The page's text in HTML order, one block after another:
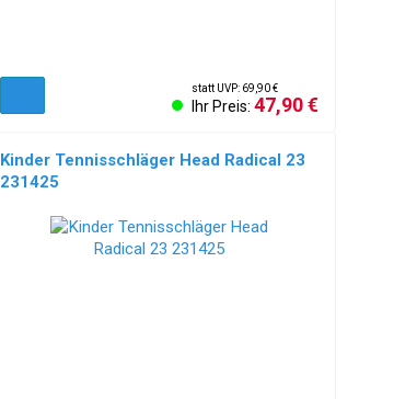
statt UVP: 69,90 €
Ihr Preis: 47,90 €
Kinder Tennisschläger Head Radical 23
231425